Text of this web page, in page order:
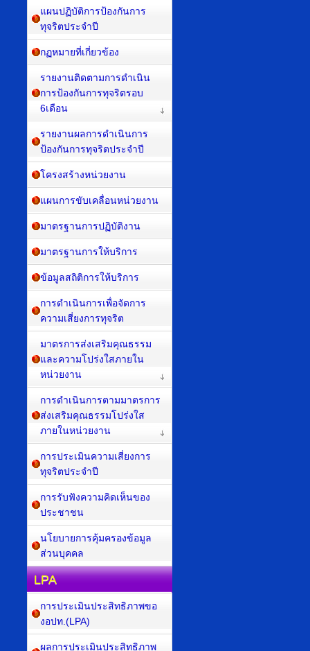
แผนปฏิบัติการป้องกันการ
ทุจริตประจำปี
กฏหมายที่เกี่ยวข้อง
รายงานติดตามการดำเนิน
การป้องกันการทุจริตรอบ
6เดือน
รายงานผลการดำเนินการ
ป้องกันการทุจริตประจำปี
โครงสร้างหน่วยงาน
แผนการขับเคลื่อนหน่วยงาน
มาตรฐานการปฏิบัติงาน
มาตรฐานการให้บริการ
ข้อมูลสถิติการให้บริการ
การดำเนินการเพื่อจัดการ
ความเสี่ยงการทุจริต
มาตรการส่งเสริมคุณธรรม
และความโปร่งใสภายใน
หน่วยงาน
การดำเนินการตามมาตรการ
ส่งเสริมคุณธรรมโปร่งใส
ภายในหน่วยงาน
การประเมินความเสี่ยงการ
ทุจริตประจำปี
การรับฟังความคิดเห็นของ
ประชาชน
นโยบายการคุ้มครองข้อมูล
ส่วนบุคคล
LPA
การประเมินประสิทธิภาพขอ
งอปท.(LPA)
ผลการประเมินประสิทธิภาพ